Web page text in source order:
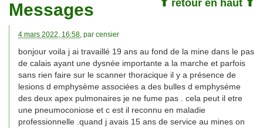
⬆ retour en haut ⬆
Messages
4 mars 2022, 16:58, par censier
bonjour voila j ai travaillé 19 ans au fond de la mine dans le pas
de calais ayant une dysnée importante a la marche et parfois
sans rien faire sur le scanner thoracique il y a présence de
lesions d emphysème associées a des bulles d emphyséme
des deux apex pulmonaires je ne fume pas . cela peut il etre
une pneumoconiose et c est il reconnu en maladie
professionnelle .quand j avais 15 ans de service au mines on